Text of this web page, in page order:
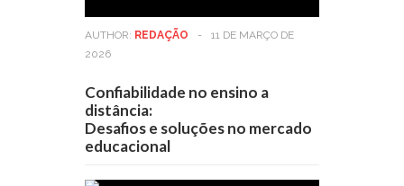
AUTHOR: REDAÇÃO -
11 DE MARÇO DE
2026
Confiabilidade no ensino a
distância:
Desafios e soluções no mercado
educacional